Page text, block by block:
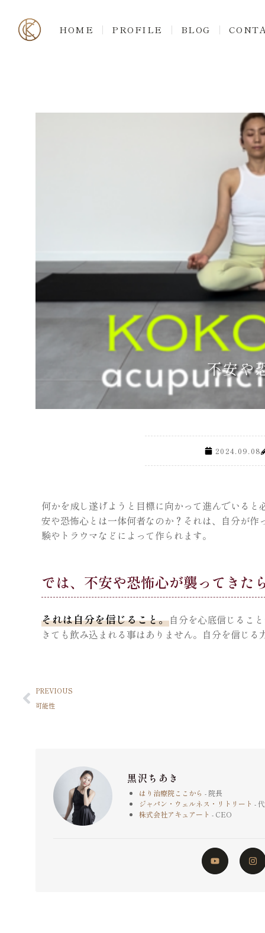
HOME PROFILE BLOG
不安や
2024.09.08
何かを成し遂げようと目標に向かって進んでいる
安や恐怖心とは一体何者なのか？それは、自分が
験やトラウマなどによって作られます。
では、不安や恐怖心が襲ってきた
それは自分を信じること。自分を心底信じるこ
きても飲み込まれる事はありません。自分を信じ
PREVIOUS
可能性
黒沢ちあき
はり治療院ここから - 院長
ジャパン・ウェルネス・リトリート -
株式会社アキュアート - CEO